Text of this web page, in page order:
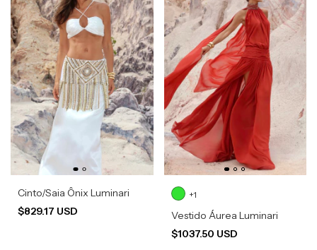
Cinto/Saia Ônix Luminari
$829.17 USD
+1
Vestido Áurea Luminari
$1037.50 USD